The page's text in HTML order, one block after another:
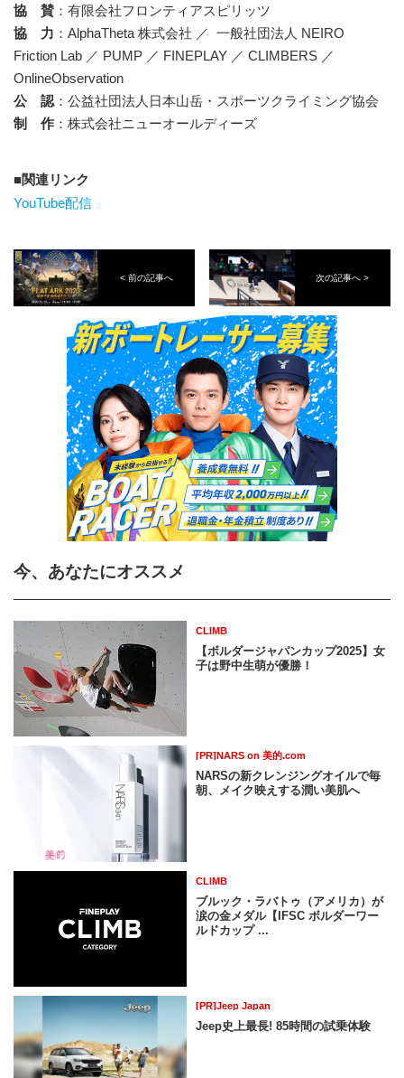
協 賛 ：有限会社フロンティアスピリッツ
協 力 ：AlphaTheta 株式会社 ／ 一般社団法人 NEIRO
Friction Lab ／ PUMP ／ FINEPLAY ／ CLIMBERS ／
OnlineObservation
公 認 ：公益社団法人日本山岳・スポーツクライミング協会
制 作 ：株式会社ニューオールディーズ
関連リンク
YouTube配信
< 前の記事へ 次の記事へ >
今、あなたにオススメ
CLIMB
【ボルダージャパンカップ2025】女
子は野中生萌が優勝！
[PR]NARS on 美的.com
NARSの新クレンジングオイルで毎
朝、メイク映えする潤い美肌へ
CLIMB
ブルック・ラバトゥ（アメリカ）が
涙の金メダル【IFSC ボルダーワー
ルドカップ ...
[PR]Jeep Japan
Jeep史上最長! 85時間の試乗体験